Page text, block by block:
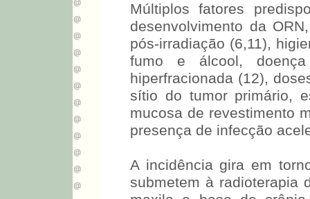
Múltiplos fatores
desenvolvimento da
pós-irradiação (6,11),
fumo e álcool,
hiperfracionada (12),
sítio do tumor primário,
mucosa de revestimento
presença de infecção
A incidência gira em
submetem à radioterapia